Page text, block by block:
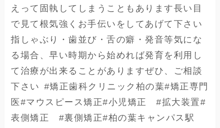
えって固執してしまうこともあります長い目
で見て根気強くお手伝いをしてあげて下さい⁡
指しゃぶり・歯並び・舌の癖・発音等気にな
る場合、早い時期から始めれば発育を利用し
て治療が出来ることがありますぜひ、ご相談
下さい️⁡⁡⁡⁡⁡⁡#矯正歯科クリニック柏の葉#矯正専門
医#マウスピース矯正#小児矯正 #拡大装置#
表側矯正 #裏側矯正#柏の葉キャンパス駅